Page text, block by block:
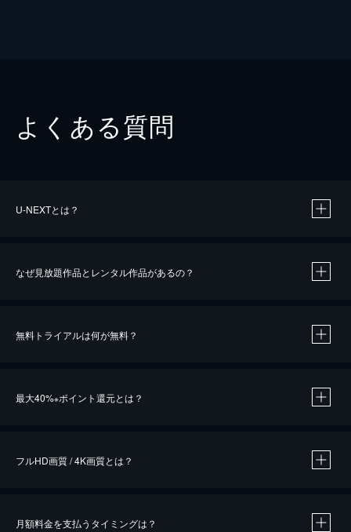
よくある質問
U-NEXTとは？
なぜ見放題作品とレンタル作品があるの？
無料トライアルは何が無料？
最大40%※ポイント還元とは？
※40％ポイント還元の対象は、クレジットカード決済による作品の購入 / レンタルです。
フルHD画質 / 4K画質とは？
月額料金を支払うタイミングは？